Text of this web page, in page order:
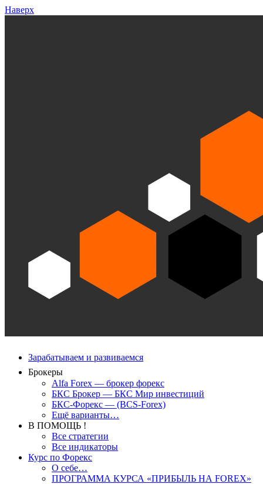
Наверх
Зарабатываем и развиваемся
Брокеры
Alfa Forex — брокер форекс
БКС Брокер — БКС Мир инвестиций
БКС-Форекс — (BCS-Forex)
Ещё варианты…
В ПОМОЩЬ !
Все стратегии
Все индикаторы
Курс по Форекс
О себе…
ПРОГРАММА КУРСА «ПРИБЫЛЬ НА FOREX»